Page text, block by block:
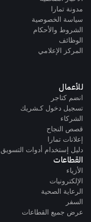
مدونة تمارا
سياسة الخصوصية
الشروط والأحكام
الوظائف
المركز الإعلامي
للأعمال
انضم كتاجر
تسجيل دخول كـشريك
الشركاء
قصص النجاح
إعلانات تمارا
دليل إستخدام أدوات التسويق
القطاعات
الأزياء
الإلكترونيات
الرعاية الصحية
السفر
عرض جميع القطاعات